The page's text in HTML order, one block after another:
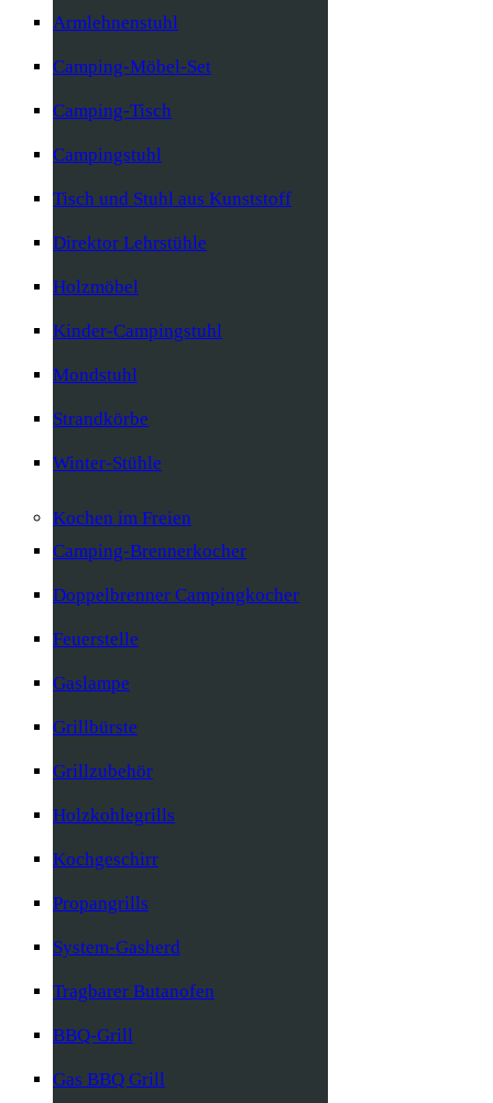
Armlehnenstuhl
Camping-Möbel-Set
Camping-Tisch
Campingstuhl
Tisch und Stuhl aus Kunststoff
Direktor Lehrstühle
Holzmöbel
Kinder-Campingstuhl
Mondstuhl
Strandkörbe
Winter-Stühle
Kochen im Freien
Camping-Brennerkocher
Doppelbrenner Campingkocher
Feuerstelle
Gaslampe
Grillbürste
Grillzubehör
Holzkohlegrills
Kochgeschirr
Propangrills
System-Gasherd
Tragbarer Butanofen
BBQ-Grill
Gas BBQ Grill